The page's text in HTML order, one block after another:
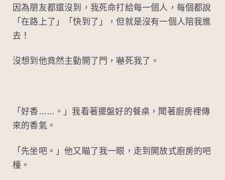
因為朋友都還沒到，我死命打給每一個人，每個都說
「在路上了」「快到了」，但就是沒有一個人陪我進
去！
沒想到他竟然主動開了門，嚇死我了。
「好香……。」我看著擺盤好的餐桌，聞著廚房裡傳
來的香氣。
「先坐吧。」他又瞄了我一眼，走到開放式廚房的吧
檯。